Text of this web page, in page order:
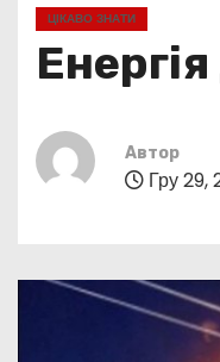
ЦІКАВО ЗНАТИ
Автор
Гру 29,